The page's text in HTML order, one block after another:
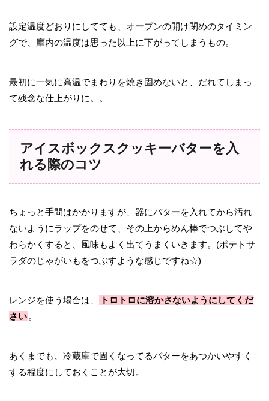
設定温度どおりにしてても、オーブンの開け閉めのタイミン
グで、庫内の温度は思った以上に下がってしまうもの。
最初に一気に高温でまわりを焼き固めないと、だれてしまっ
て残念な仕上がりに。。
アイスボックスクッキーバターを入
れる際のコツ
ちょっと手間はかかりますが、器にバターを入れてから汚れ
ないようにラップをのせて、その上からめん棒でつぶしてや
わらかくすると、風味もよく出てうまくいきます。(ポテトサ
ラダのじゃがいもをつぶすような感じですね☆)
レンジを使う場合は、
トロトロに溶かさないようにしてくだ
さい 。
あくまでも、冷蔵庫で固くなってるバターをあつかいやすく
する程度にしておくことが大切。